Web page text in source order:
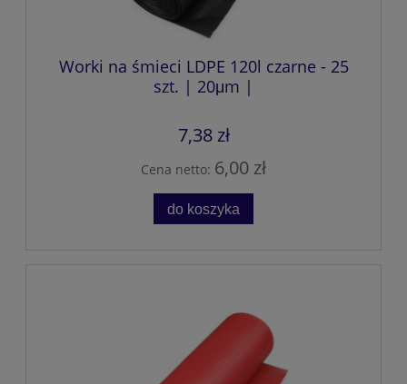
Worki na śmieci LDPE 120l czarne - 25
szt. | 20μm |
7,38 zł
Cena netto: 6,00 zł
do koszyka